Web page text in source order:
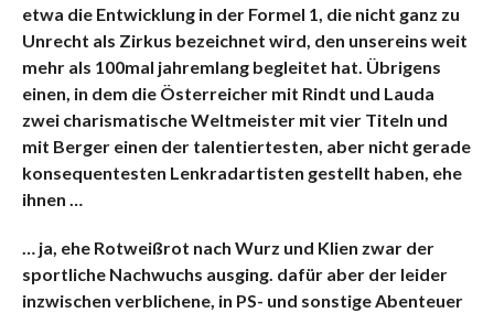
etwa die Entwicklung in der Formel 1, die nicht ganz zu
Unrecht als Zirkus bezeichnet wird, den unsereins weit
mehr als 100mal jahremlang begleitet hat. Übrigens
einen, in dem die Österreicher mit Rindt und Lauda
zwei charismatische Weltmeister mit vier Titeln und
mit Berger einen der talentiertesten, aber nicht gerade
konsequentesten Lenkradartisten gestellt haben, ehe
ihnen …
… ja, ehe Rotweißrot nach Wurz und Klien zwar der
sportliche Nachwuchs ausging. dafür aber der leider
inzwischen verblichene, in PS- und sonstige Abenteuer